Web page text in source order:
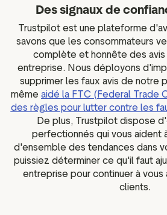
Des signaux de
Trustpilot est une plateforme
savons que les consommateurs
complète et honnête des
entreprise. Nous déployons
supprimer les faux avis de notre
même aidé la FTC (Federal Trade
des règles pour lutter contre les
De plus, Trustpilot dispose
perfectionnés qui vous aident
d'ensemble des tendances dans
puissiez déterminer ce qu'il faut
entreprise pour continuer à vous
clients.